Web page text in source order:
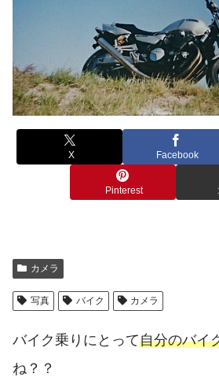
X Facebook
Pinterest
カメラ
写真 バイク カメラ
バイク乗りにとって自分のバイ
ね？？